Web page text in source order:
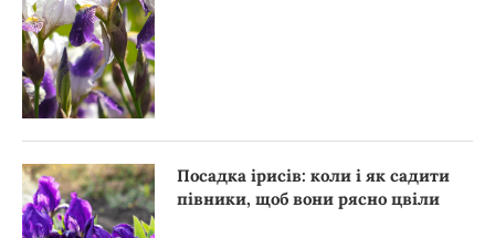
Посадка ірисів: коли і як садити
півники, щоб вони рясно цвіли